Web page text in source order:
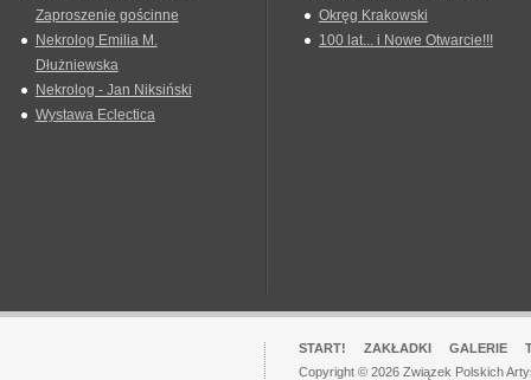
Zaproszenie gościnne
Nekrolog Emilia M.
Dłużniewska
Nekrolog - Jan Niksiński
Wystawa Eclectica
Okręg Krakowski
100 lat... i Nowe Otwarcie!!!
START! ZAKŁADKI GALERIE
Copyright © 2026 Związek Polskich